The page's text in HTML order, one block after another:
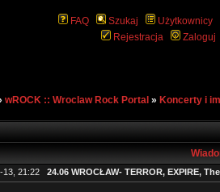
FAQ Szukaj Użytkownicy
Rejestracja
Zaloguj
wROCK :: Wroclaw Rock Portal » Koncerty i
13, 21:22 24.06 WROCŁAW- TERROR, EXPIRE,